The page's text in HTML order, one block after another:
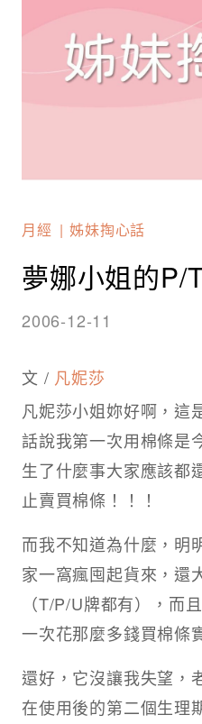
月經 姊妹掏心話
夢娜小姐的P/
2006-12-11
文 / 凡妮莎
凡妮莎小姐妳好啊，這
話說我第一次用棉條是
生了什麼事大家應該都
止賣買棉條！！！
而我不知道為什麼，明
家一窩瘋囤起貨來，還
（T/P/U牌都有），而
一次花那麼多錢買棉條
還好，它沒讓我失望，
在使用後的第二個生理